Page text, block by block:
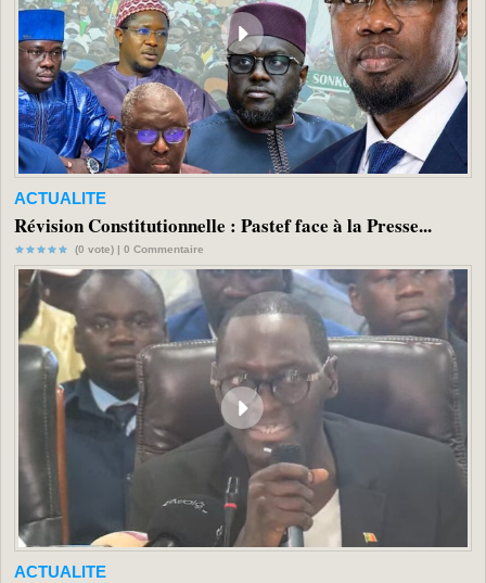
ACTUALITE
Révision Constitutionnelle : Pastef face à la Presse...
(0 vote) | 0 Commentaire
ACTUALITE